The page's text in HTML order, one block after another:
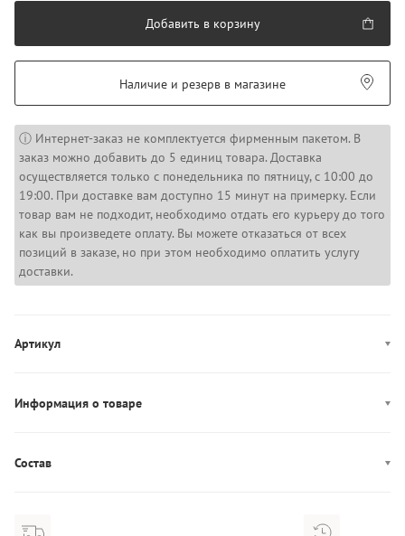
Добавить в корзину
Наличие и резерв в магазине
ⓘ Интернет-заказ не комплектуется фирменным пакетом. В
заказ можно добавить до 5 единиц товара. Доставка
осуществляется только с понедельника по пятницу, с 10:00 до
19:00. При доставке вам доступно 15 минут на примерку. Если
товар вам не подходит, необходимо отдать его курьеру до того
как вы произведете оплату. Вы можете отказаться от всех
позиций в заказе, но при этом необходимо оплатить услугу
доставки.
Артикул
Информация о товаре
Состав